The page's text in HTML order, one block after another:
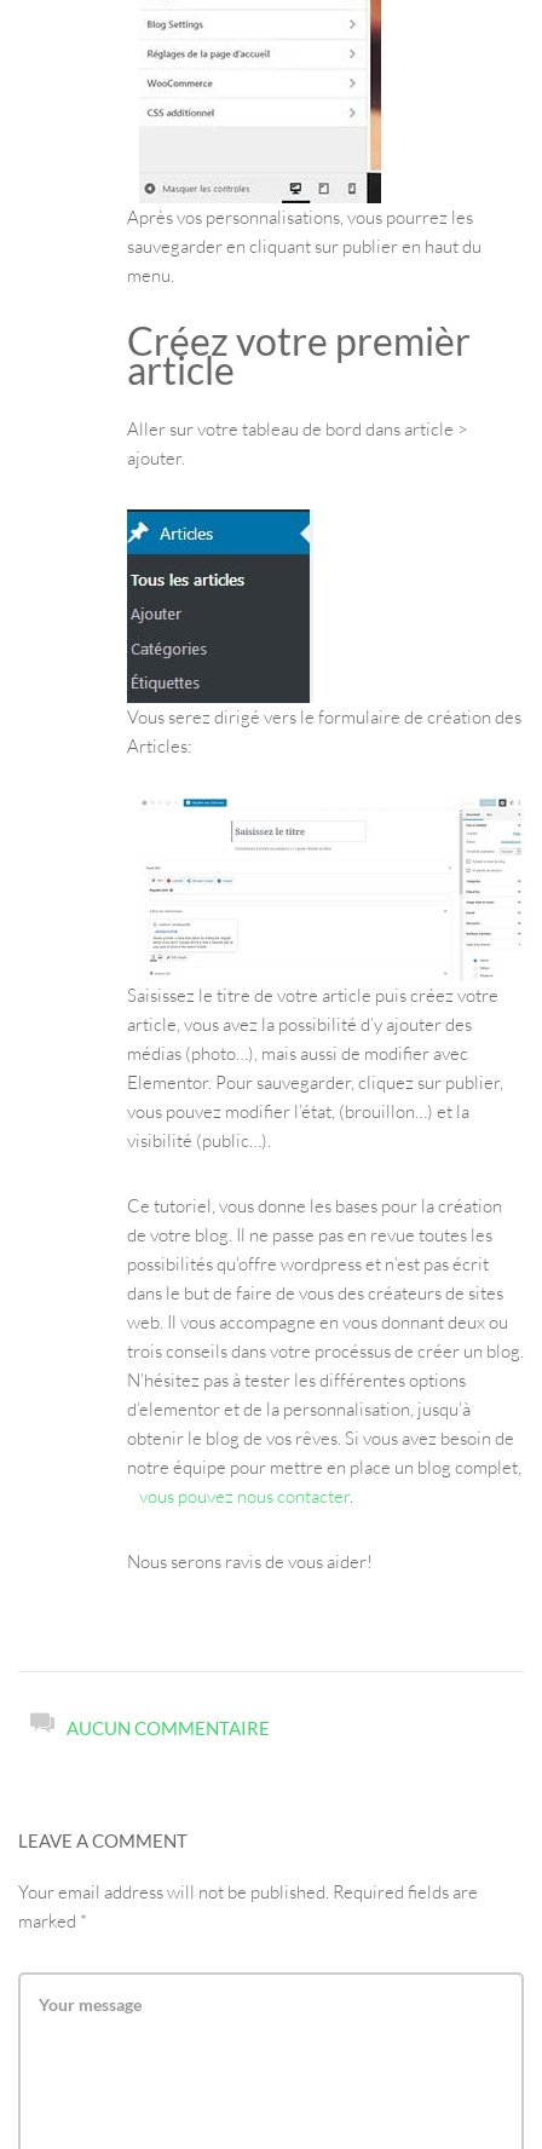
Après vos personnalisations, vous pourrez les
sauvegarder en cliquant sur publier en haut du
menu.
Créez votre premièr
article
Aller sur votre tableau de bord dans article >
ajouter.
Vous serez dirigé vers le formulaire de création des
Articles:
Saisissez le titre de votre article puis créez votre
article, vous avez la possibilité d’y ajouter des
médias (photo…), mais aussi de modifier avec
Elementor. Pour sauvegarder, cliquez sur publier,
vous pouvez modifier l’état, (brouillon…) et la
visibilité (public…).
Ce tutoriel, vous donne les bases pour la création
de votre blog. Il ne passe pas en revue toutes les
possibilités qu’offre wordpress et n’est pas écrit
dans le but de faire de vous des créateurs de sites
web. Il vous accompagne en vous donnant deux ou
trois conseils dans votre procéssus de créer un blog.
N’hésitez pas à tester les différentes options
d’elementor et de la personnalisation, jusqu’à
obtenir le blog de vos rêves. Si vous avez besoin de
notre équipe pour mettre en place un blog complet,
vous pouvez nous contacter.
Nous serons ravis de vous aider!
AUCUN COMMENTAIRE
LEAVE A COMMENT
Your email address will not be published. Required fields are
marked *